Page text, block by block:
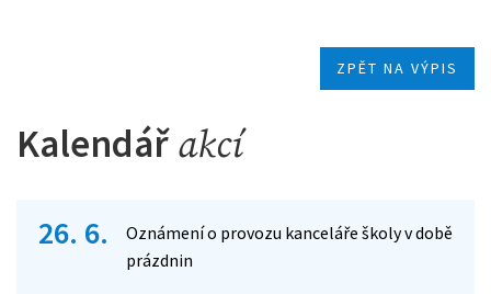
ZPĚT NA VÝPIS
Kalendářakcí
26. 6.
Oznámení o provozu kanceláře školy v době
prázdnin